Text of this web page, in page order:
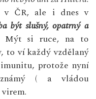
v ČR, ale i dnes v
být slušný, opatrný a
Mýt si ruce, na to
to ví každý vzdělaný
protože nyní
( a vládou